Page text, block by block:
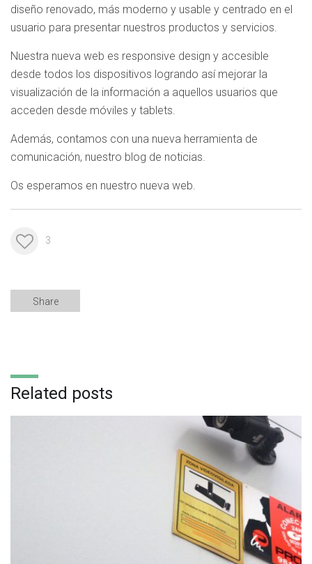
diseño renovado, más moderno y usable y centrado en el
usuario para presentar nuestros productos y servicios.
Nuestra nueva web es responsive design y accesible
desde todos los dispositivos logrando así mejorar la
visualización de la información a aquellos usuarios que
acceden desde móviles y tablets.
Además, contamos con una nueva herramienta de
comunicación, nuestro blog de noticias.
Os esperamos en nuestro nueva web.
3
Share
Related posts